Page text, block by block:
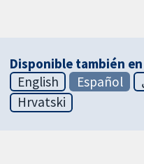
Disponible también en
English
Español
Hrvatski